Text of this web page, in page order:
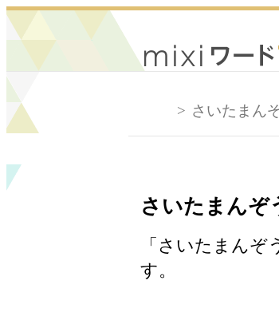
さいたまん
さいたまんぞ
「さいたまん
す。